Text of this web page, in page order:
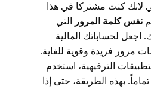
لانك كنت مشتركا في هذا
نفس كلمة المرور
التي
اجعل لحساباتك المالية
مرور فريدة وقوية للغاية.
الترفيهية، استخدم
بهذه الطريقة، حتى إذا